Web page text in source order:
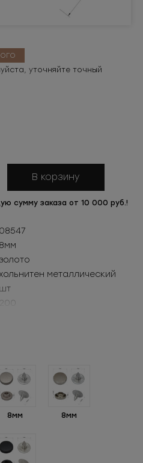
уточняйте точный
В корзину
сумму заказа от 10 000 руб.!
08547
8мм
металлический
шт
200
8мм 8мм